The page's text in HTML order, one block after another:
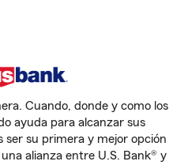
Cuando, donde y como los
ayuda para alcanzar sus
ser su primera y mejor opción
alianza entre U.S. Bank® y